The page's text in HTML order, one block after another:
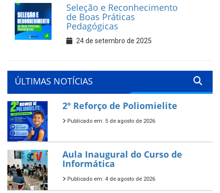
Seleção e Reconhecimento
de Boas Práticas
Pedagógicas
24 de setembro de 2025
ÚLTIMAS NOTÍCIAS
2º Reforço de Poliomielite
Publicado em: 5 de agosto de 2026
Aula Inaugural do Curso de
Informática
Publicado em: 4 de agosto de 2026